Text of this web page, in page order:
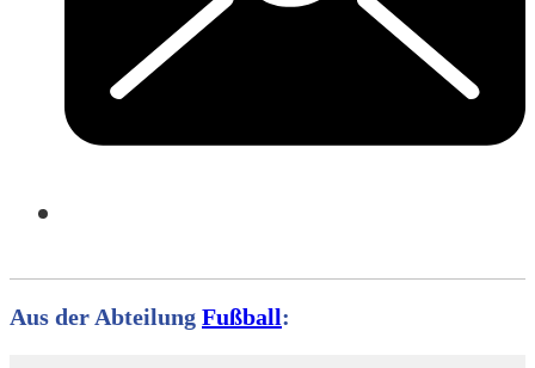
Aus der Abteilung Fußball: